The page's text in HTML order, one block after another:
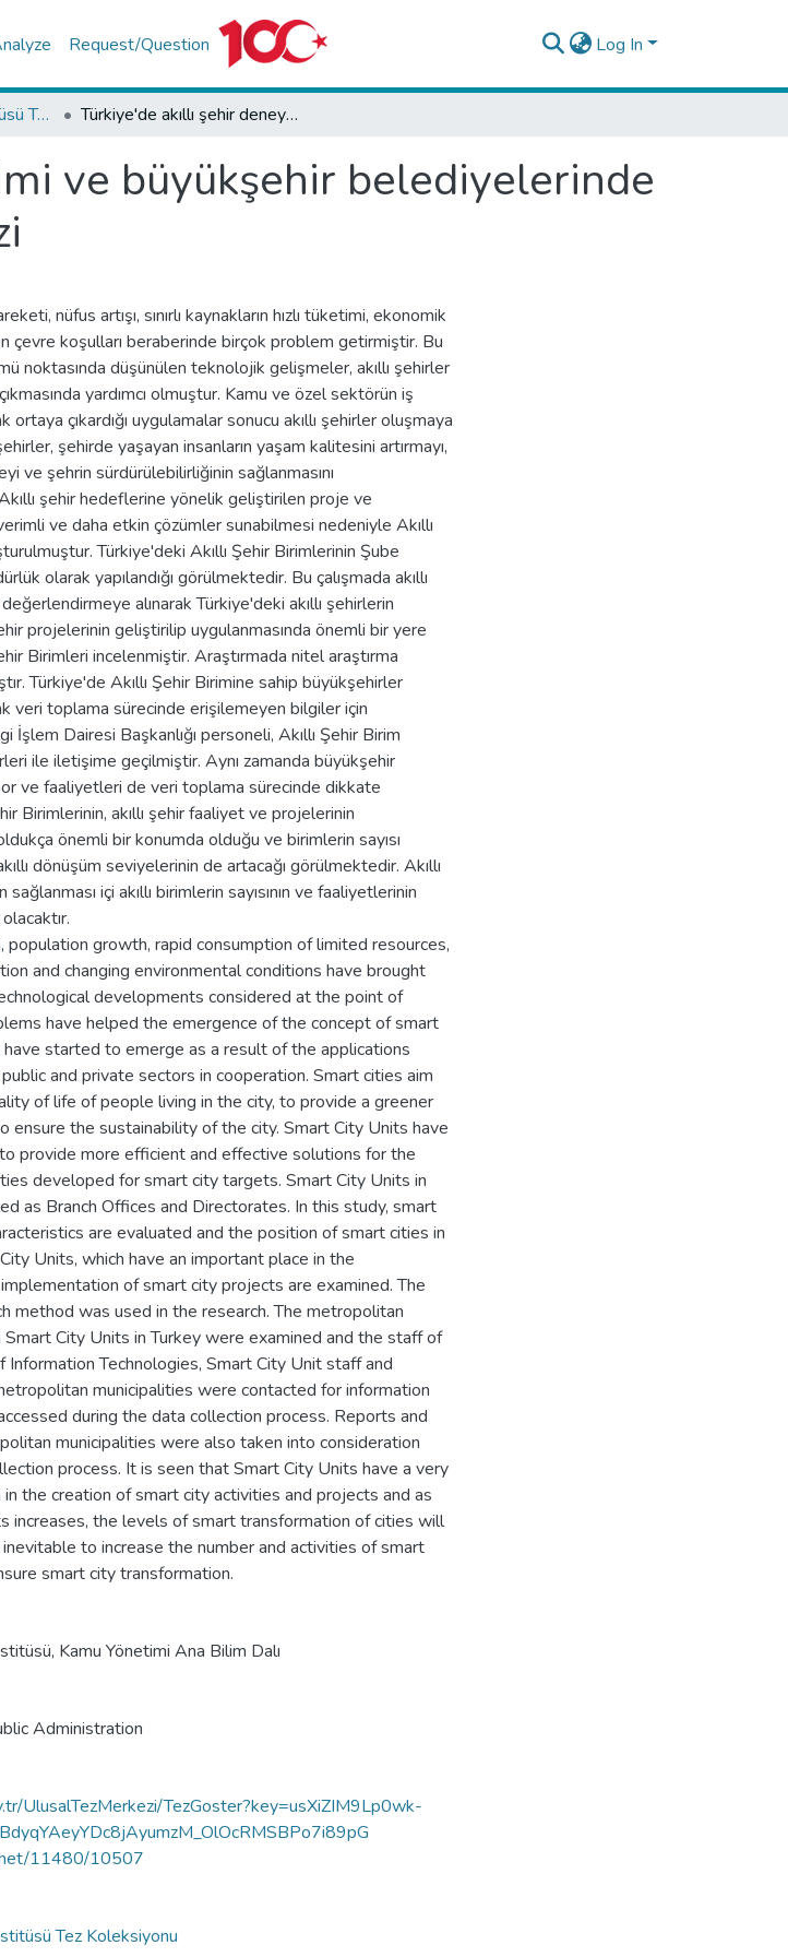
Request/Question Log In
Sosyal Bilimler Enstitüsü Tez Koleksiyonu Türkiye'de akıllı şehir deneyimi ve büyükşehir belediyelerinde akıllı şehir birimlerinin analizi
ve büyükşehir belediyelerinde
nüfus artışı, sınırlı kaynakların hızlı tüketimi, ekonomik
çevre koşulları beraberinde birçok problem getirmiştir. Bu
noktasında düşünülen teknolojik gelişmeler, akıllı şehirler
yardımcı olmuştur. Kamu ve özel sektörün iş
ortaya çıkardığı uygulamalar sonucu akıllı şehirler oluşmaya
şehirde yaşayan insanların yaşam kalitesini artırmayı,
ve şehrin sürdürülebilirliğinin sağlanmasını
şehir hedeflerine yönelik geliştirilen proje ve
ve daha etkin çözümler sunabilmesi nedeniyle Akıllı
Türkiye'deki Akıllı Şehir Birimlerinin Şube
olarak yapılandığı görülmektedir. Bu çalışmada akıllı
alınarak Türkiye'deki akıllı şehirlerin
projelerinin geliştirilip uygulanmasında önemli bir yere
Birimleri incelenmiştir. Araştırmada nitel araştırma
Türkiye'de Akıllı Şehir Birimine sahip büyükşehirler
veri toplama sürecinde erişilemeyen bilgiler için
İşlem Dairesi Başkanlığı personeli, Akıllı Şehir Birim
ile iletişime geçilmiştir. Aynı zamanda büyükşehir
ve faaliyetleri de veri toplama sürecinde dikkate
Birimlerinin, akıllı şehir faaliyet ve projelerinin
önemli bir konumda olduğu ve birimlerin sayısı
dönüşüm seviyelerinin de artacağı görülmektedir. Akıllı
içi akıllı birimlerin sayısının ve faaliyetlerinin
population growth, rapid consumption of limited resources,
and changing environmental conditions have brought
developments considered at the point of
have helped the emergence of the concept of smart
started to emerge as a result of the applications
and private sectors in cooperation. Smart cities aim
of life of people living in the city, to provide a greener
ensure the sustainability of the city. Smart City Units have
provide more efficient and effective solutions for the
developed for smart city targets. Smart City Units in
as Branch Offices and Directorates. In this study, smart
are evaluated and the position of smart cities in
Units, which have an important place in the
of smart city projects are examined. The
method was used in the research. The metropolitan
City Units in Turkey were examined and the staff of
Technologies, Smart City Unit staff and
municipalities were contacted for information
during the data collection process. Reports and
municipalities were also taken into consideration
process. It is seen that Smart City Units have a very
the creation of smart city activities and projects and as
increases, the levels of smart transformation of cities will
to increase the number and activities of smart
smart city transformation.
Kamu Yönetimi Ana Bilim Dalı
Administration
UlusalTezMerkezi/TezGoster?key=usXiZIM9Lp0wk-
11480/10507
Tez Koleksiyonu